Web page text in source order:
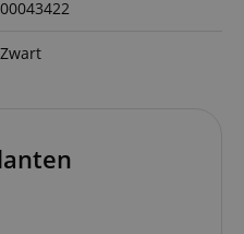
00043422
Zwart